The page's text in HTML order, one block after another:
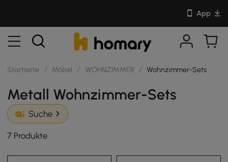
App
Startseite / Möbel / WOHNZIMMER / Wohnzimmer-Sets
Metall Wohnzimmer-Sets
Suche
7 Produkte